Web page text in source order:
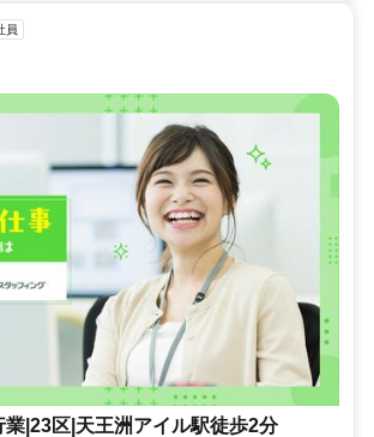
員
|23区|天王洲アイル駅徒歩2分